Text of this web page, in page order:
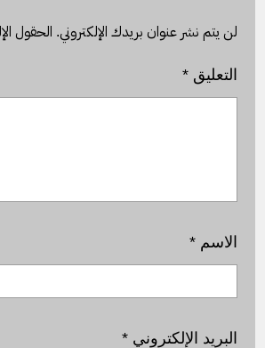
لن يتم نشر عنوان بريدك الإلكتروني. الحقول
التعليق*
الاسم*
البريد الإلكتروني*